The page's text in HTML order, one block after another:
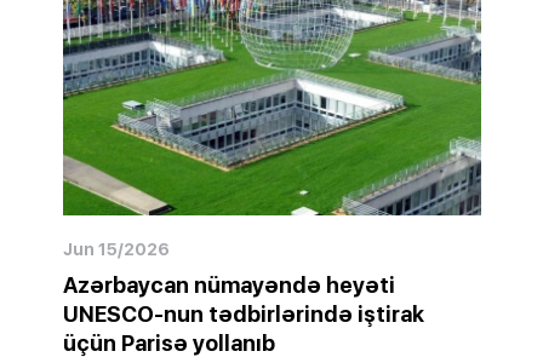
Jun 15/2026
Azərbaycan nümayəndə heyəti
UNESCO-nun tədbirlərində iştirak
üçün Parisə yollanıb